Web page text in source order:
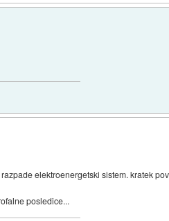
elektroenergetski sistem. kratek
posledice...